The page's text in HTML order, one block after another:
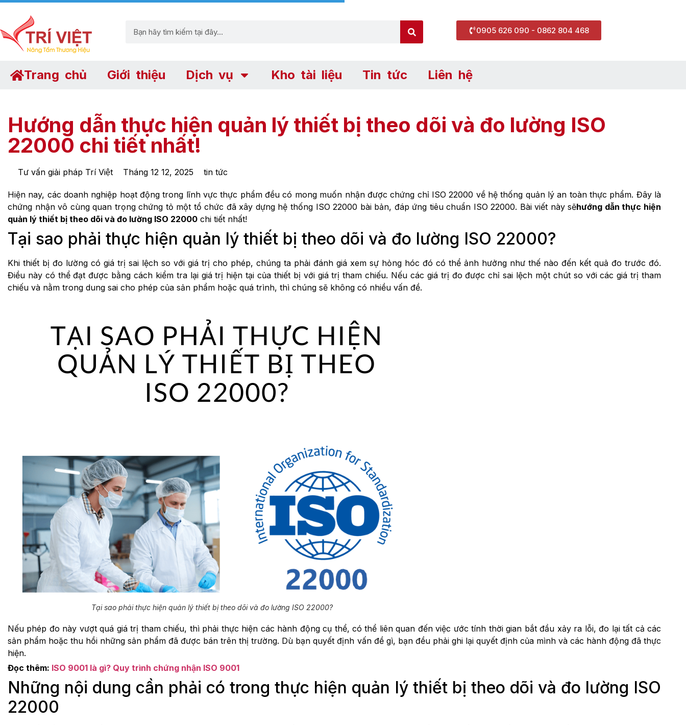
0905 626 090 - 0862 804 468
Trang chủ Giới thiệu Dịch vụ Kho tài liệu Tin tức Liên hệ
Hướng dẫn thực hiện quản lý thiết bị theo dõi và đo lường ISO
22000 chi tiết nhất!
Tư vấn giải pháp Trí Việt Tháng 12 12, 2025 tin tức
Hiện nay, các doanh nghiệp hoạt động trong lĩnh vực thực phẩm đều có mong muốn nhận được chứng chỉ ISO 22000 về hệ thống quản lý an toàn thực phẩm. Đây là
chứng nhận vô cùng quan trọng chứng tỏ một tổ chức đã xây dựng hệ thống ISO 22000 bài bản, đáp ứng tiêu chuẩn ISO 22000. Bài viết này sẽhướng dẫn thực hiện
quản lý thiết bị theo dõi và đo lường ISO 22000 chi tiết nhất!
Tại sao phải thực hiện quản lý thiết bị theo dõi và đo lường ISO 22000?
Khi thiết bị đo lường có giá trị sai lệch so với giá trị cho phép, chúng ta phải đánh giá xem sự hỏng hóc đó có thể ảnh hưởng như thế nào đến kết quả đo trước đó.
Điều này có thể đạt được bằng cách kiểm tra lại giá trị hiện tại của thiết bị với giá trị tham chiếu. Nếu các giá trị đo được chỉ sai lệch một chút so với các giá trị tham
chiếu và nằm trong dung sai cho phép của sản phẩm hoặc quá trình, thì chúng sẽ không có nhiều vấn đề.
Tại sao phải thực hiện quản lý thiết bị theo dõi và đo lường ISO 22000?
Nếu phép đo này vượt quá giá trị tham chiếu, thì phải thực hiện các hành động cụ thể, có thể liên quan đến việc ước tính thời gian bắt đầu xảy ra lỗi, đo lại tất cả các
sản phẩm hoặc thu hồi những sản phẩm đã được bán trên thị trường. Dù bạn quyết định vấn đề gì, bạn đều phải ghi lại quyết định của mình và các hành động đã thực
hiện.
Đọc thêm: ISO 9001 là gì? Quy trình chứng nhận ISO 9001
Những nội dung cần phải có trong thực hiện quản lý thiết bị theo dõi và đo lường ISO
22000